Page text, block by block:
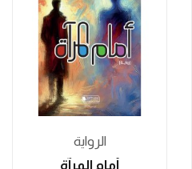
الرواية
أمام المرآة